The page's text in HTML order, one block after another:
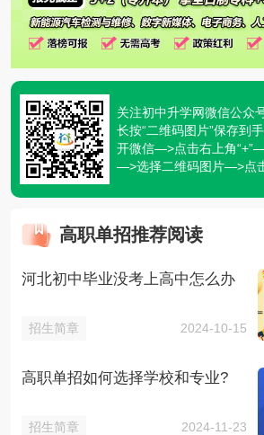
关注初中升学网微信公众
长按“二维码图片”保存到
开微信—>点击右上角
—>选择二维码图片—>点
高职单招推荐阅读
河北初中毕业没考上高中怎么办
招生简章 2024-10-15
高职单招如何选择学校和专业?
招生简章 2024-11-23